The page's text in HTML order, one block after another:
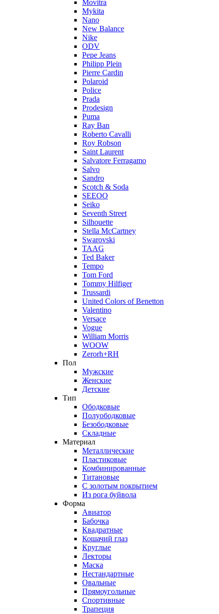
Movitra
Mykita
Nano
New Balance
Nike
ODV
Pepe Jeans
Philipp Plein
Pierre Cardin
Polaroid
Police
Prada
Prodesign
Puma
Ray Ban
Roberto Cavalli
Roy Robson
Saint Laurent
Salvatore Ferragamo
Salvo
Sandro
Scotch & Soda
SEEOO
Seiko
Seventh Street
Silhouette
Stella McCartney
Swarovski
TAAG
Ted Baker
Tempo
Tom Ford
Tommy Hilfiger
Trussardi
United Colors of Benetton
Valentino
Versace
Vogue
William Morris
WOOW
Zerorh+RH
Пол
Мужские
Женские
Детские
Тип
Ободковые
Полуободковые
Безободковые
Складные
Материал
Металлические
Пластиковые
Комбинированные
Титановые
С золотым покрытием
Из рога буйвола
Форма
Авиатор
Бабочка
Квадратные
Кошачий глаз
Круглые
Лекторы
Маска
Нестандартные
Овальные
Прямоугольные
Спортивные
Трапеция